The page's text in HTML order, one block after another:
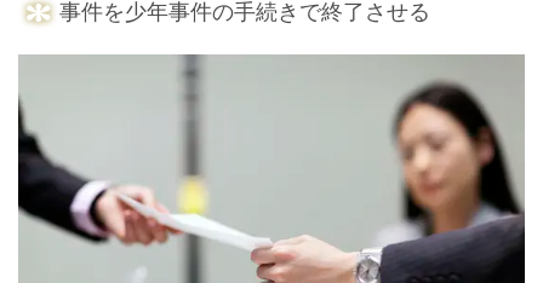
事件を少年事件の手続きで終了させる